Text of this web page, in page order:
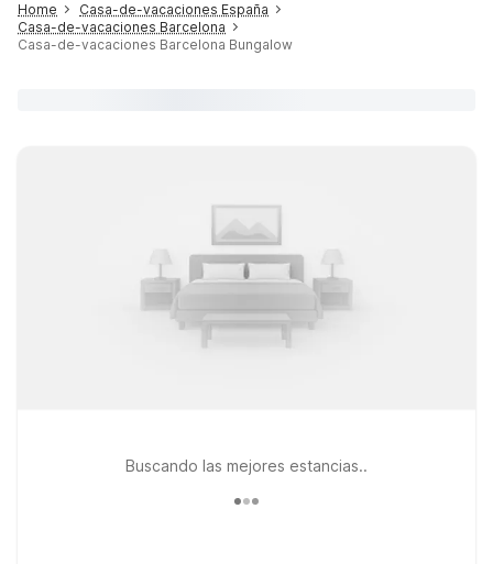
Home
Casa-de-vacaciones España
Casa-de-vacaciones Barcelona
Casa-de-vacaciones Barcelona Bungalow
Buscando las mejores estancias..